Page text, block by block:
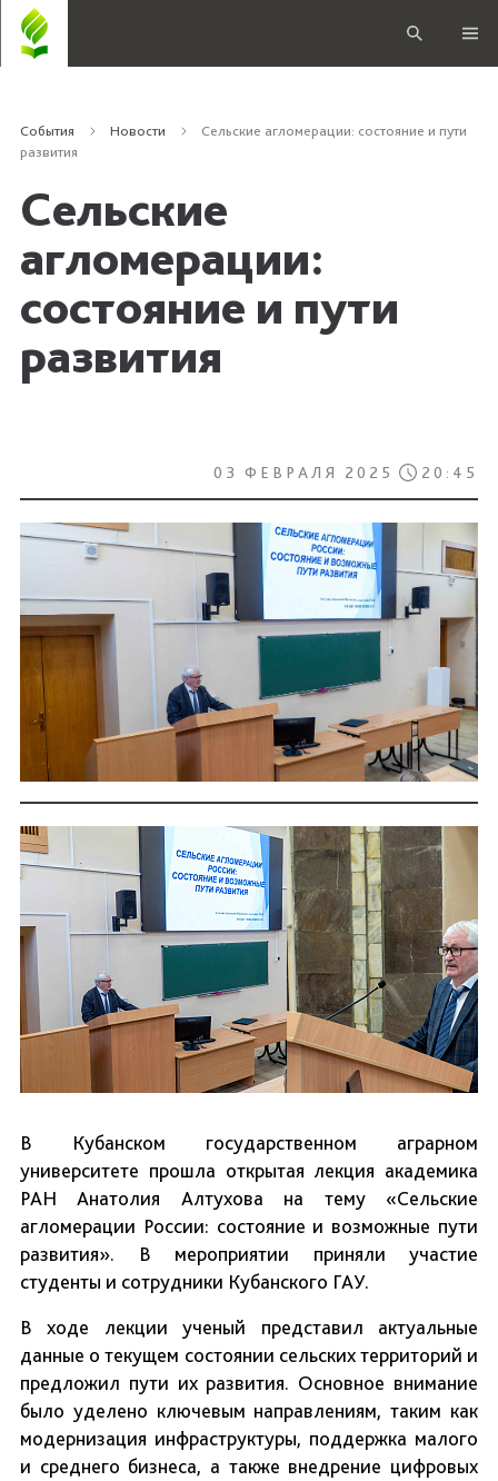
События Новости
Сельские агломерации: состояние и пути
развития
Сельские
агломерации:
состояние и пути
развития
03 ФЕВРАЛЯ 2025 20:45
В Кубанском государственном аграрном
университете прошла открытая лекция академика
РАН Анатолия Алтухова на тему «Сельские
агломерации России: состояние и возможные пути
развития». В мероприятии приняли участие
студенты и сотрудники Кубанского ГАУ.
В ходе лекции ученый представил актуальные
данные о текущем состоянии сельских территорий и
предложил пути их развития. Основное внимание
было уделено ключевым направлениям, таким как
модернизация инфраструктуры, поддержка малого
и среднего бизнеса, а также внедрение цифровых